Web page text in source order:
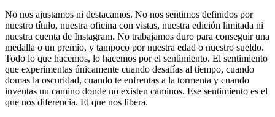
No nos ajustamos ni destacamos. No nos sentimos definidos por
nuestro título, nuestra oficina con vistas, nuestra edición limitada ni
nuestra cuenta de Instagram. No trabajamos duro para conseguir una
medalla o un premio, y tampoco por nuestra edad o nuestro sueldo.
Todo lo que hacemos, lo hacemos por el sentimiento. El sentimiento
que experimentas únicamente cuando desafías al tiempo, cuando
domas la oscuridad, cuando te enfrentas a la tormenta y cuando
inventas un camino donde no existen caminos. Ese sentimiento es el
que nos diferencia. El que nos libera.